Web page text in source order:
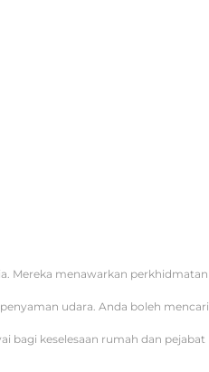
Mereka menawarkan perkhidmatan
udara. Anda boleh mencari
bagi keselesaan rumah dan pejabat